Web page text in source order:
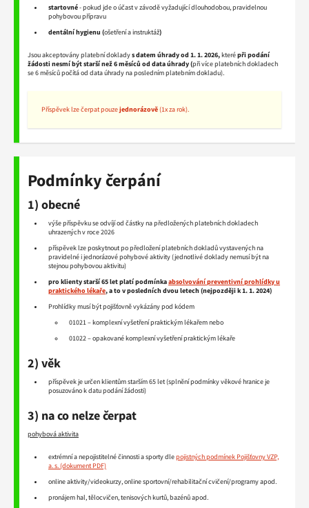
startovné- pokud jde o účast v závodě vyžadující dlouhodobou, pravidelnou
pohybovou přípravu
dentální hygienu (ošetření a instruktáž)
Jsou akceptovány platební dokladys datem úhrady od 1. 1. 2026,kterépři podání
žádosti nesmí být starší než 6 měsíců od data úhrady (při více platebních dokladech
se 6 měsíců počítá od data úhrady na posledním platebním dokladu).
Příspěvek lze čerpat pouzejednorázově(1x za rok).
Podmínky čerpání
1) obecné
výše příspěvku se odvíjí od částky na předložených platebních dokladech
uhrazených v roce 2026
příspěvek lze poskytnout po předložení platebních dokladů vystavených na
pravidelné i jednorázové pohybové aktivity (jednotlivé doklady nemusí být na
stejnou pohybovou aktivitu)
pro klienty starší 65 let platí podmínkaabsolvování preventivní prohlídky u
praktického lékaře, a to v posledních dvou letech (nejpozději k 1. 1. 2024)
Prohlídky musí být pojišťovně vykázány pod kódem
01021 – komplexní vyšetření praktickým lékařem nebo
01022 – opakované komplexní vyšetření praktickým lékaře
2) věk
příspěvek je určen klientům starším 65 let (splnění podmínky věkové hranice je
posuzováno k datu podání žádosti)
3) na co nelze čerpat
pohybová aktivita
extrémní a nepojistitelné činnosti a sporty dlepojistných podmínek Pojišťovny VZP,
a. s.
online aktivity/videokurzy, online sportovní/rehabilitační cvičení/programy apod.
pronájem hal, tělocvičen, tenisových kurtů, bazénů apod.